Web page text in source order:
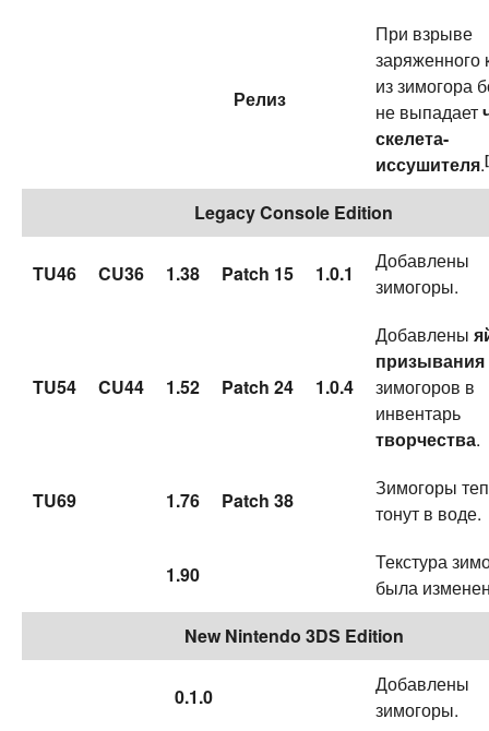
Релиз
При взрыве
заряженного
из зимогора
не выпадает
скелета-
иссушителя.
Legacy Console Edition
TU46 CU36 1.38 Patch 15 1.0.1
Добавлены
зимогоры.
TU54 CU44 1.52 Patch 24 1.0.4
Добавлены
призывания
зимогоров в
инвентарь
творчества.
TU69 1.76 Patch 38
Зимогоры
тонут в воде.
1.90
Текстура
была
New Nintendo 3DS Edition
0.1.0
Добавлены
зимогоры.